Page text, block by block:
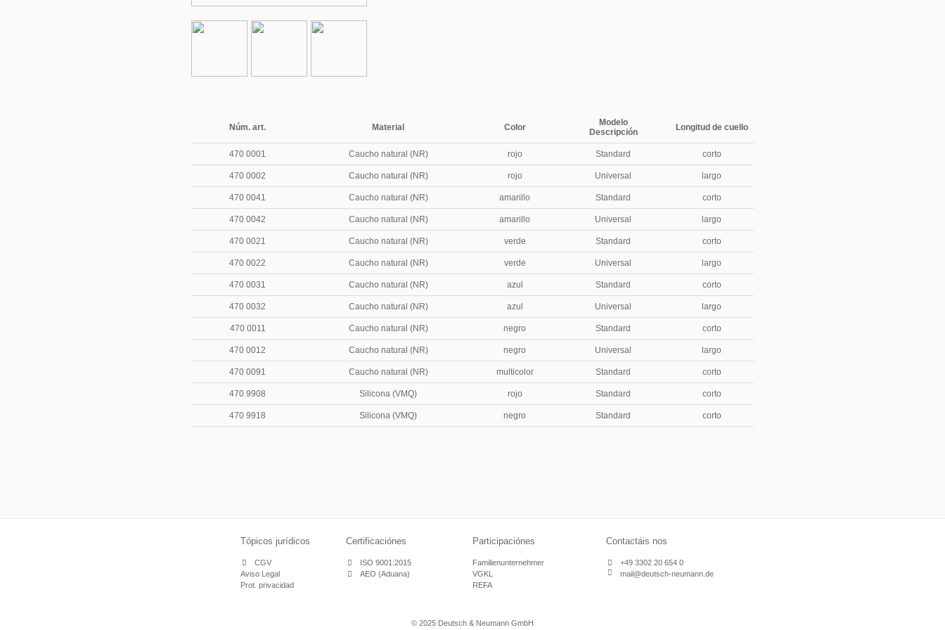
Núm. art. Material Color
Modelo
Descripción
Longitud de cuello
470 0001 Caucho natural (NR) rojo Standard corto
470 0002 Caucho natural (NR) rojo Universal largo
470 0041 Caucho natural (NR) amarillo Standard corto
470 0042 Caucho natural (NR) amarillo Universal largo
470 0021 Caucho natural (NR) verde Standard corto
470 0022 Caucho natural (NR) verde Universal largo
470 0031 Caucho natural (NR) azul Standard corto
470 0032 Caucho natural (NR) azul Universal largo
470 0011 Caucho natural (NR) negro Standard corto
470 0012 Caucho natural (NR) negro Universal largo
470 0091 Caucho natural (NR) multicolor Standard corto
470 9908 Silicona (VMQ) rojo Standard corto
470 9918 Silicona (VMQ) negro Standard corto
Tópicos jurídicos
CGV
Aviso Legal
Prot. privacidad
Certificaciónes
ISO 9001:2015
AEO (Aduana)
Participaciónes
Familienunternehmer
VGKL
REFA
Contactáis nos
+49 3302 20 654 0
mail@deutsch-neumann.de
© 2025 Deutsch & Neumann GmbH